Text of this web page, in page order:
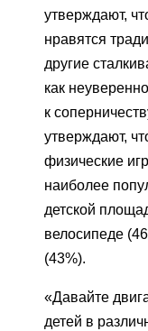
утверждают,
нравятся
другие
как
к
утверждают,
физические
наиболее
детской
велосипеде
(43%).
«Давайте
детей в